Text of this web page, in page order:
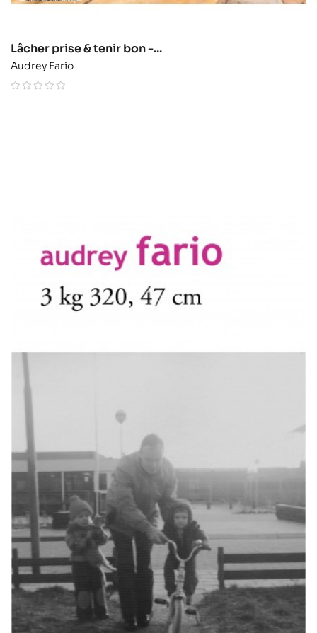
Lâcher prise & tenir bon -...
Audrey Fario